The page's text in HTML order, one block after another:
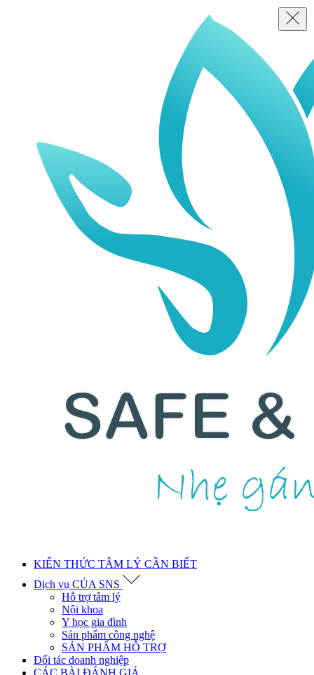
KIẾN THỨC TÂM LÝ CẦN BIẾT
Dịch vụ CỦA SNS
Hỗ trợ tâm lý
Nội khoa
Y học gia đình
Sản phẩm công nghệ
SẢN PHẨM HỖ TRỢ
Đối tác doanh nghiệp
CÁC BÀI ĐÁNH GIÁ